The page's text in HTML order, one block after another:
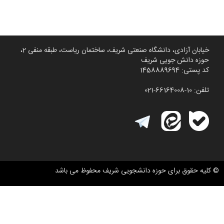
خیابان آزادی، دانشگاه صنعتی شریف، ساختمان ریاست، طبقه منفی 2،
حوزه دانش جویی شریف
کد پستی: 1458889694
تلفن: 10-66164008-021
© کلیه حقوق برای حوزه دانشجویی شریف محفوظ می باشد